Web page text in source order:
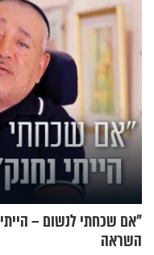
"אם שכחתי לנשום – הייתי
השראה